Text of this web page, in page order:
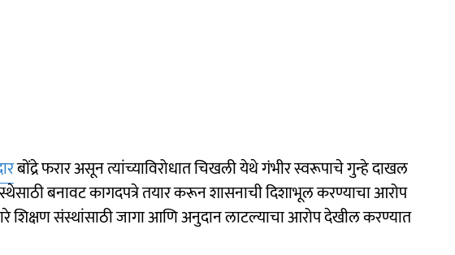
बोंद्रे फरार असून त्यांच्याविरोधात चिखली येथे गंभीर स्वरूपाचे गुन्हे दाखल
बनावट कागदपत्रे तयार करून शासनाची दिशाभूल करण्याचा आरोप
शिक्षण संस्थांसाठी जागा आणि अनुदान लाटल्याचा आरोप देखील करण्यात